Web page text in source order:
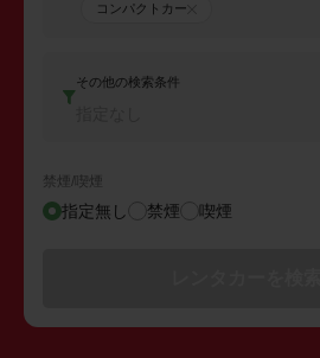
コンパクトカー
その他の検索条件
禁煙/喫煙
指定無し 禁煙 喫煙